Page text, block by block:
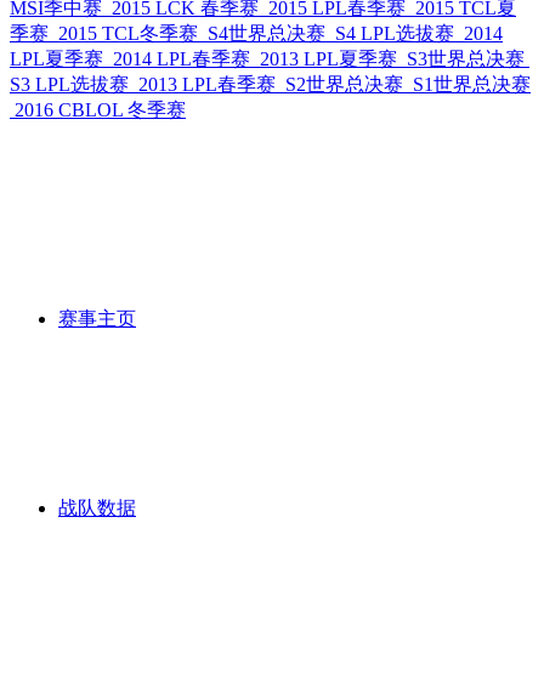
MSI季中赛 2015 LCK 春季赛 2015 LPL春季赛 2015 TCL夏
季赛 2015 TCL冬季赛 S4世界总决赛 S4 LPL选拔赛 2014
LPL夏季赛 2014 LPL春季赛 2013 LPL夏季赛 S3世界总决赛
S3 LPL选拔赛 2013 LPL春季赛 S2世界总决赛 S1世界总决赛
2016 CBLOL 冬季赛
赛事主页
战队数据